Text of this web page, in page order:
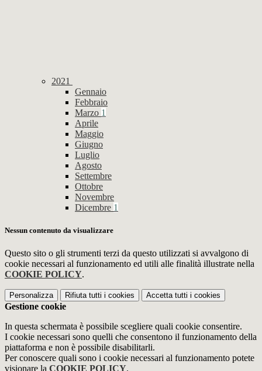
2021
Gennaio
Febbraio
Marzo 1
Aprile
Maggio
Giugno
Luglio
Agosto
Settembre
Ottobre
Novembre
Dicembre 1
Nessun contenuto da visualizzare
Questo sito o gli strumenti terzi da questo utilizzati si avvalgono di
cookie necessari al funzionamento ed utili alle finalità illustrate nella
COOKIE POLICY.
Personalizza Rifiuta tutti i cookies Accetta tutti i cookies
Gestione cookie
In questa schermata è possibile scegliere quali cookie consentire.
I cookie necessari sono quelli che consentono il funzionamento della
piattaforma e non è possibile disabilitarli.
Per conoscere quali sono i cookie necessari al funzionamento potete
visionare la COOKIE POLICY.